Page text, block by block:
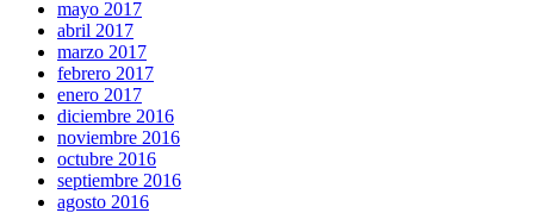
mayo 2017
abril 2017
marzo 2017
febrero 2017
enero 2017
diciembre 2016
noviembre 2016
octubre 2016
septiembre 2016
agosto 2016